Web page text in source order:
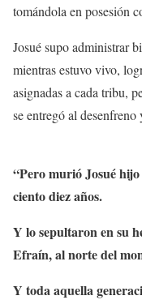
tomándola en posesión
Josué supo administrar
mientras estuvo vivo,
asignadas a cada tribu,
se entregó al
“Pero murió Josué
ciento diez años.
Y lo sepultaron en su
Efraín, al norte del
Y toda aquella